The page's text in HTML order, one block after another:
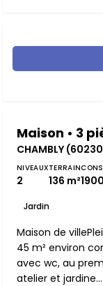
Maison • 3
CHAMBLY
NIVEAUX
2
TERRAIN
136 m²1900
Jardin
Maison de
45 m² environ
avec wc, au
atelier et jardine...